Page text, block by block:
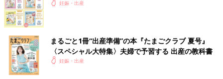
妊娠・出産
まるごと1冊“出産準備”の本『たまごクラブ 夏号』
〈スペシャル大特集〉夫婦で予習する 出産の教科書
妊娠・出産